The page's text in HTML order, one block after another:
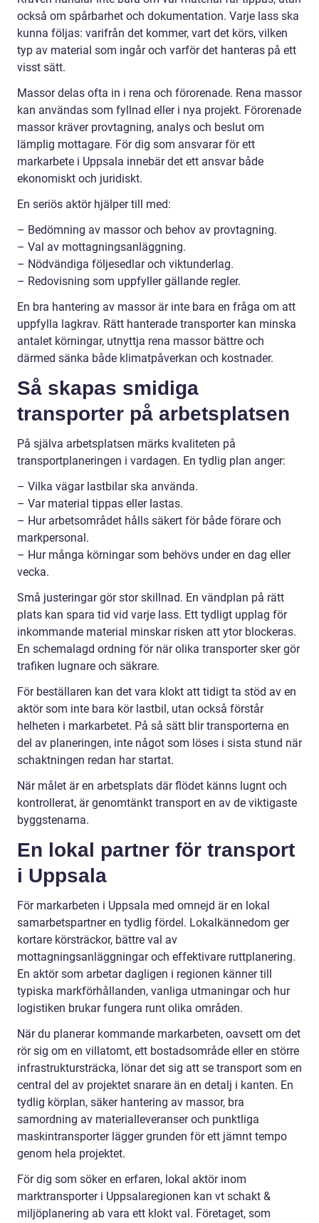
också om spårbarhet och dokumentation. Varje lass ska
kunna följas: varifrån det kommer, vart det körs, vilken
typ av material som ingår och varför det hanteras på ett
visst sätt.
Massor delas ofta in i rena och förorenade. Rena massor
kan användas som fyllnad eller i nya projekt. Förorenade
massor kräver provtagning, analys och beslut om
lämplig mottagare. För dig som ansvarar för ett
markarbete i Uppsala innebär det ett ansvar både
ekonomiskt och juridiskt.
En seriös aktör hjälper till med:
– Bedömning av massor och behov av provtagning.
– Val av mottagningsanläggning.
– Nödvändiga följesedlar och viktunderlag.
– Redovisning som uppfyller gällande regler.
En bra hantering av massor är inte bara en fråga om att
uppfylla lagkrav. Rätt hanterade transporter kan minska
antalet körningar, utnyttja rena massor bättre och
därmed sänka både klimatpåverkan och kostnader.
Så skapas smidiga
transporter på arbetsplatsen
På själva arbetsplatsen märks kvaliteten på
transportplaneringen i vardagen. En tydlig plan anger:
– Vilka vägar lastbilar ska använda.
– Var material tippas eller lastas.
– Hur arbetsområdet hålls säkert för både förare och
markpersonal.
– Hur många körningar som behövs under en dag eller
vecka.
Små justeringar gör stor skillnad. En vändplan på rätt
plats kan spara tid vid varje lass. Ett tydligt upplag för
inkommande material minskar risken att ytor blockeras.
En schemalagd ordning för när olika transporter sker gör
trafiken lugnare och säkrare.
För beställaren kan det vara klokt att tidigt ta stöd av en
aktör som inte bara kör lastbil, utan också förstår
helheten i markarbetet. På så sätt blir transporterna en
del av planeringen, inte något som löses i sista stund när
schaktningen redan har startat.
När målet är en arbetsplats där flödet känns lugnt och
kontrollerat, är genomtänkt transport en av de viktigaste
byggstenarna.
En lokal partner för transport
i Uppsala
För markarbeten i Uppsala med omnejd är en lokal
samarbetspartner en tydlig fördel. Lokalkännedom ger
kortare körsträckor, bättre val av
mottagningsanläggningar och effektivare ruttplanering.
En aktör som arbetar dagligen i regionen känner till
typiska markförhållanden, vanliga utmaningar och hur
logistiken brukar fungera runt olika områden.
När du planerar kommande markarbeten, oavsett om det
rör sig om en villatomt, ett bostadsområde eller en större
infrastruktursträcka, lönar det sig att se transport som en
central del av projektet snarare än en detalj i kanten. En
tydlig körplan, säker hantering av massor, bra
samordning av materialleveranser och punktliga
maskintransporter lägger grunden för ett jämnt tempo
genom hela projektet.
För dig som söker en erfaren, lokal aktör inom
marktransporter i Uppsalaregionen kan vt schakt &
miljöplanering ab vara ett klokt val. Företaget, som